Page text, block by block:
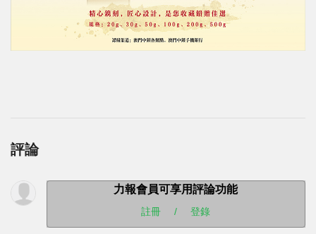
評論
力報會員可享用評論功能
註冊 / 登錄